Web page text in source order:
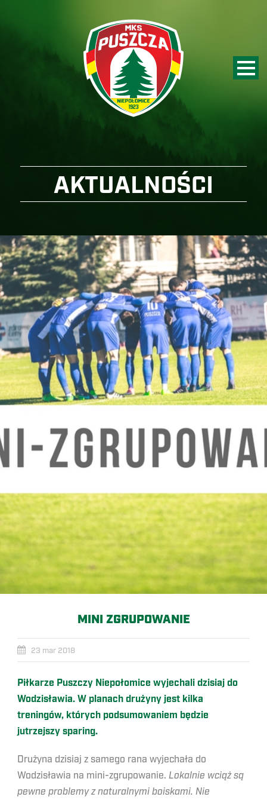
AKTUALNOŚCI
MINI ZGRUPOWANIE
23 mar 2018
Piłkarze Puszczy Niepołomice wyjechali dzisiaj do
Wodzisławia. W planach drużyny jest kilka
treningów, których podsumowaniem będzie
jutrzejszy sparing.
Drużyna dzisiaj z samego rana wyjechała do
Wodzisławia na mini-zgrupowanie. Lokalnie wciąż są
pewne problemy z naturalnymi boiskami. Nie